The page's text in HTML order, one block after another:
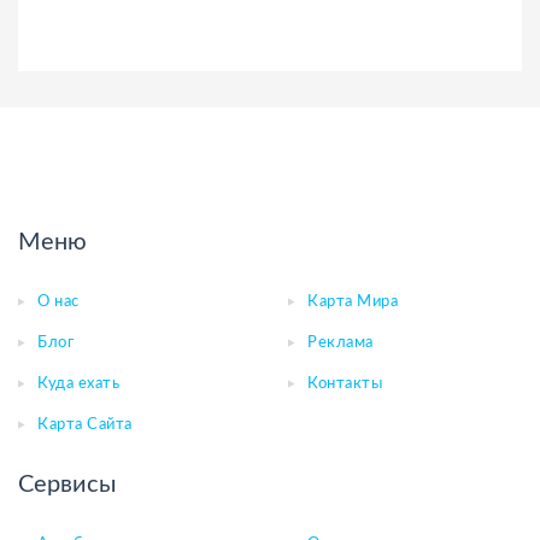
Меню
О нас Карта Мира
Блог Реклама
Куда ехать Контакты
Карта Сайта
Сервисы